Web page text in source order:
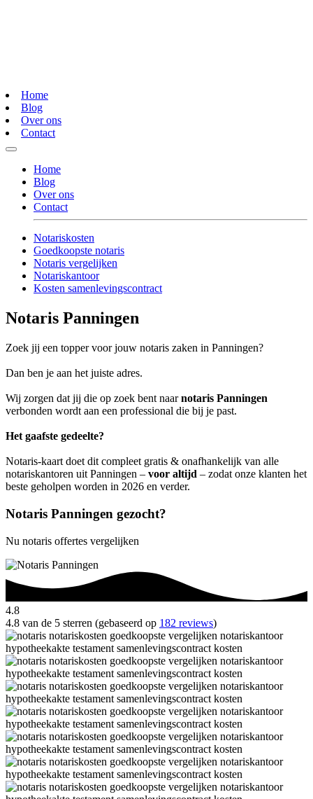
Home
Blog
Over ons
Contact
Home
Blog
Over ons
Contact
Notariskosten
Goedkoopste notaris
Notaris vergelijken
Notariskantoor
Kosten samenlevingscontract
Notaris Panningen
Zoek jij een topper voor jouw notaris zaken in Panningen?
Dan ben je aan het juiste adres.
Wij zorgen dat jij die op zoek bent naarnotaris Panningen
verbonden wordt aan een professional die bij je past.
Het gaafste gedeelte?
Notaris-kaart doet dit compleet gratis & onafhankelijk van alle
notariskantoren uit Panningen – voor altijd – zodat onze klanten het
beste geholpen worden in 2026 en verder.
Notaris Panningen gezocht?
Nu notaris offertes vergelijken
4.8
4.8 van de 5 sterren (gebaseerd op 182 reviews)